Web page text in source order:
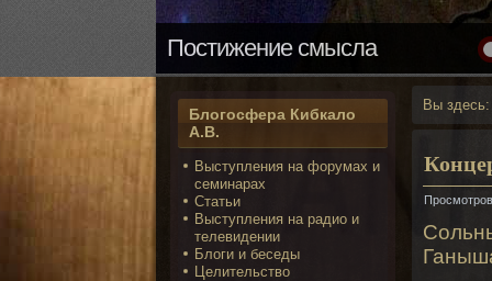
Надо бороться
Блогосфера Кибкало
А.В.
Выступления на форумах и
семинарах
Статьи
Выступления на радио и
телевидении
Блоги и беседы
Целительство
Вы